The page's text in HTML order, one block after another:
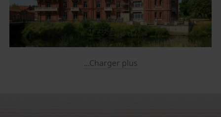
...Charger plus